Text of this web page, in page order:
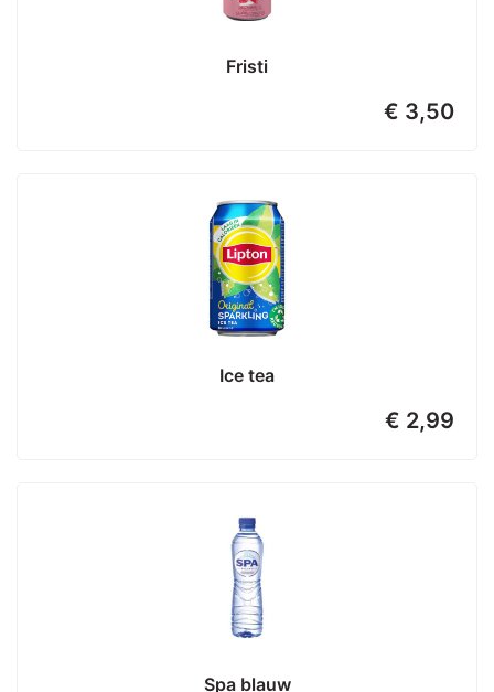
Fristi
€ 3,50
Ice tea
€ 2,99
Spa blauw